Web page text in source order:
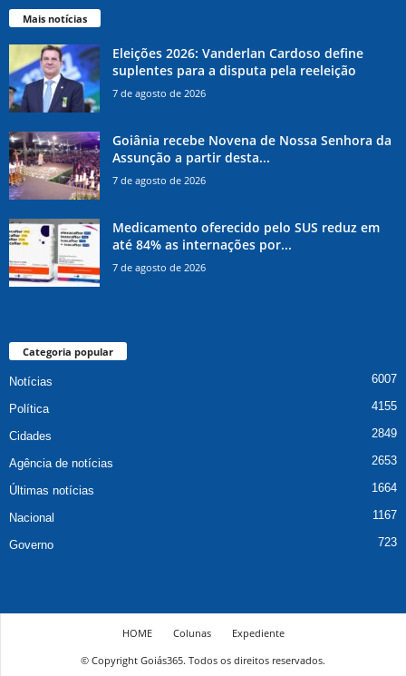
Mais notícias
Eleições 2026: Vanderlan Cardoso define
suplentes para a disputa pela reeleição
7 de agosto de 2026
Goiânia recebe Novena de Nossa Senhora da
Assunção a partir desta...
7 de agosto de 2026
Medicamento oferecido pelo SUS reduz em
até 84% as internações por...
7 de agosto de 2026
Categoria popular
Notícias 6007
Política 4155
Cidades 2849
Agência de notícias 2653
Últimas notícias 1664
Nacional 1167
Governo 723
HOME Colunas
Expediente
© Copyright Goiás365. Todos os direitos reservados.